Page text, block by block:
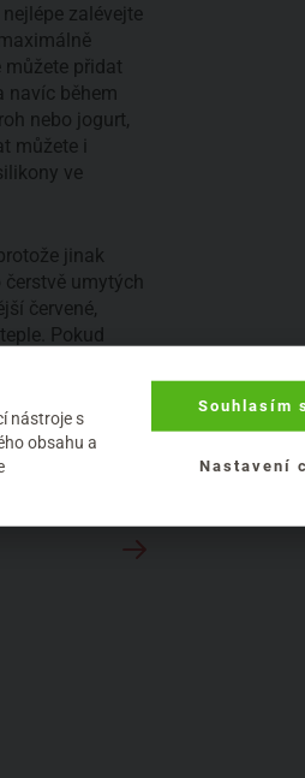
nejlépe zalévejte
přidat
navíc během
nebo jogurt,
můžete i
ve
jinak
umytých
červené,
Pokud
můžete nechat
už zhruba po
čisté
nástroje s
obsahu a
Souhlasím
Nastavení